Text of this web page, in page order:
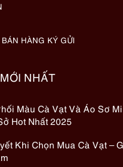
HÀNG KÝ GỬI
NHẤT
Màu Cà Vạt Và Áo Sơ
Hot Nhất 2025
Khi Chọn Mua Cà Vạt –